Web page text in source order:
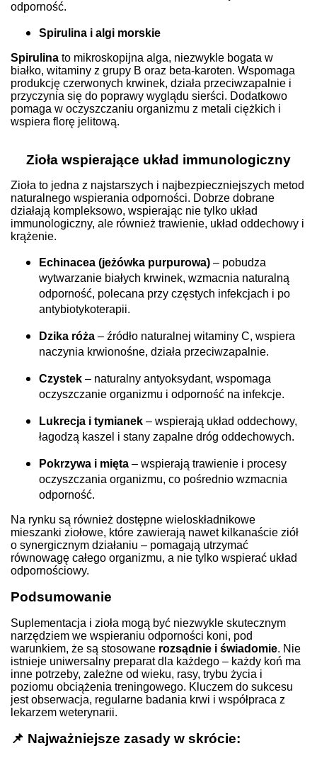
odporność.
Spirulina i algi morskie
Spirulina to mikroskopijna alga, niezwykle bogata w
białko, witaminy z grupy B oraz beta-karoten. Wspomaga
produkcję czerwonych krwinek, działa przeciwzapalnie i
przyczynia się do poprawy wyglądu sierści. Dodatkowo
pomaga w oczyszczaniu organizmu z metali ciężkich i
wspiera florę jelitową.
Zioła wspierające układ immunologiczny
Zioła to jedna z najstarszych i najbezpieczniejszych metod
naturalnego wspierania odporności. Dobrze dobrane
działają kompleksowo, wspierając nie tylko układ
immunologiczny, ale również trawienie, układ oddechowy i
krążenie.
Echinacea (jeżówka purpurowa) – pobudza
wytwarzanie białych krwinek, wzmacnia naturalną
odporność, polecana przy częstych infekcjach i po
antybiotykoterapii.
Dzika róża – źródło naturalnej witaminy C, wspiera
naczynia krwionośne, działa przeciwzapalnie.
Czystek – naturalny antyoksydant, wspomaga
oczyszczanie organizmu i odporność na infekcje.
Lukrecja i tymianek – wspierają układ oddechowy,
łagodzą kaszel i stany zapalne dróg oddechowych.
Pokrzywa i mięta – wspierają trawienie i procesy
oczyszczania organizmu, co pośrednio wzmacnia
odporność.
Na rynku są również dostępne wieloskładnikowe
mieszanki ziołowe, które zawierają nawet kilkanaście ziół
o synergicznym działaniu – pomagają utrzymać
równowagę całego organizmu, a nie tylko wspierać układ
odpornościowy.
Podsumowanie
Suplementacja i zioła mogą być niezwykle skutecznym
narzędziem we wspieraniu odporności koni, pod
warunkiem, że są stosowane rozsądnie i świadomie. Nie
istnieje uniwersalny preparat dla każdego – każdy koń ma
inne potrzeby, zależne od wieku, rasy, trybu życia i
poziomu obciążenia treningowego. Kluczem do sukcesu
jest obserwacja, regularne badania krwi i współpraca z
lekarzem weterynarii.
📌 Najważniejsze zasady w skrócie: